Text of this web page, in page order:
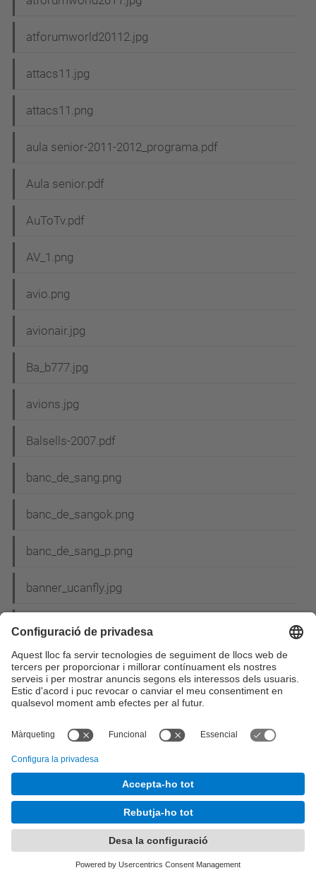
atforumworld20112.jpg
attacs11.jpg
attacs11.png
aula senior-2011-2012_programa.pdf
Aula senior.pdf
AuToTv.pdf
AV_1.png
avio.png
avionair.jpg
Ba_b777.jpg
avions.jpg
Balsells-2007.pdf
banc_de_sang.png
banc_de_sangok.png
banc_de_sang_p.png
banner_ucanfly.jpg
banyols.jpg
BannerNIT15-300x300.gif
banyols3-2.png
BarcelonaASM12.png
BASESCohesio2008.pdf
bases_concurs_cartell.pdf
Bases del concurs de nadales_2.pdf